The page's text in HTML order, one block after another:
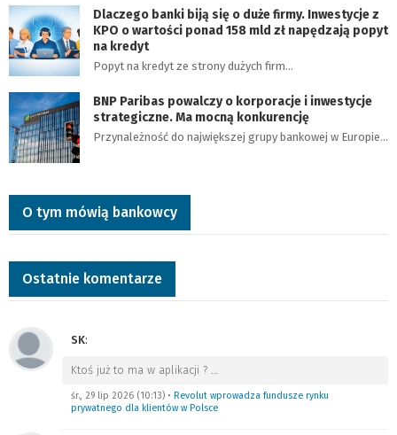
Dlaczego banki biją się o duże firmy. Inwestycje z
KPO o wartości ponad 158 mld zł napędzają popyt
na kredyt
Popyt na kredyt ze strony dużych firm…
BNP Paribas powalczy o korporacje i inwestycje
strategiczne. Ma mocną konkurencję
Przynależność do największej grupy bankowej w Europie…
O tym mówią bankowcy
Ostatnie komentarze
SK:
Ktoś już to ma w aplikacji ? …
śr., 29 lip 2026 (10:13) • Revolut wprowadza fundusze rynku
prywatnego dla klientów w Polsce